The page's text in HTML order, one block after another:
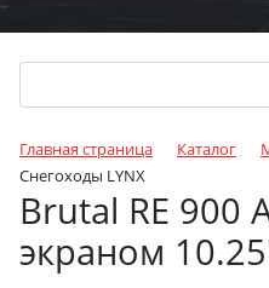
Главная страница Каталог
Снегоходы LYNX
Brutal RE 900
экраном